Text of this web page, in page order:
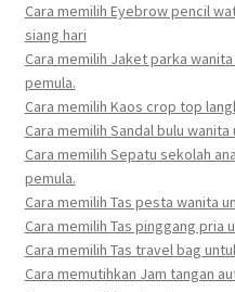
Cara memilih Eyebrow pencil
siang hari
Cara memilih Jaket parka
pemula.
Cara memilih Kaos crop top
Cara memilih Sandal bulu
Cara memilih Sepatu sekolah
pemula.
Cara memilih Tas pesta wanita
Cara memilih Tas pinggang pria
Cara memilih Tas travel bag
Cara memutihkan Jam tangan